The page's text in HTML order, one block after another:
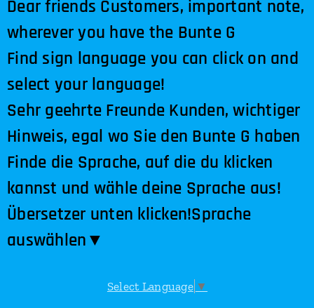
Dear friends Customers, important note,
wherever you have the Bunte G
Find sign language you can click on and
select your language!
Sehr geehrte Freunde Kunden, wichtiger
Hinweis, egal wo Sie den Bunte G haben
Finde die Sprache, auf die du klicken
kannst und wähle deine Sprache aus!
Übersetzer unten klicken!Sprache
auswählen​▼
Select Language ▼